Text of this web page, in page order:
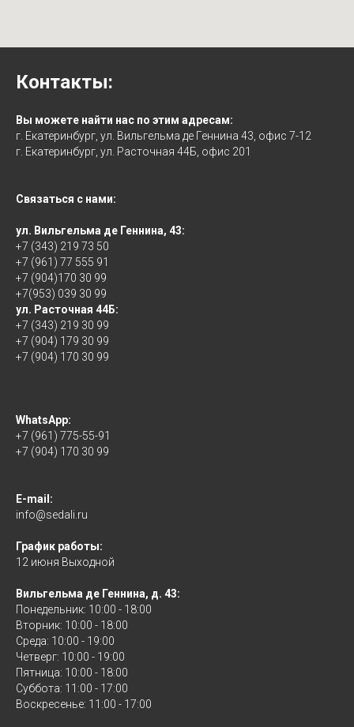
Контакты:
Вы можете найти нас по этим адресам:
г. Екатеринбург, ул. Вильгельма де Геннина 43, офис 7-12
г. Екатеринбург, ул. Расточная 44Б, офис 201
Связаться с нами:
ул. Вильгельма де Геннина, 43:
+7 (343) 219 73 50
+7 (961) 77 555 91
+7 (904)170 30 99
+7(953) 039 30 99
ул. Расточная 44Б:
+7 (343) 219 30 99
+7 (904) 179 30 99
+7 (904) 170 30 99
WhatsApp:
+7 (961) 775-55-91
+7 (904) 170 30 99
E-mail:
info@sedali.ru
График работы:
12 июня Выходной
Вильгельма де Геннина, д. 43:
Понедельник: 10:00 - 18:00
Вторник: 10:00 - 18:00
Среда: 10:00 - 19:00
Четверг: 10:00 - 19:00
Пятница: 10:00 - 18:00
Суббота: 11:00 - 17:00
Воскресенье: 11:00 - 17:00